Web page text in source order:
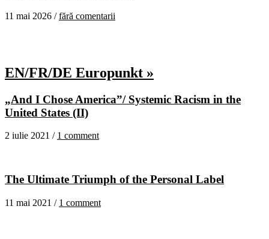
11 mai 2026 /fără comentarii
EN/FR/DE Europunkt »
„And I Chose America”/ Systemic Racism in the
United States (II)
2 iulie 2021 / 1 comment
The Ultimate Triumph of the Personal Label
11 mai 2021 / 1 comment